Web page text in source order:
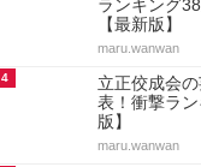
ランキング
【最新版】
maru.wanwan
4
立正佼成会
表！衝撃ラ
版】
maru.wanwan